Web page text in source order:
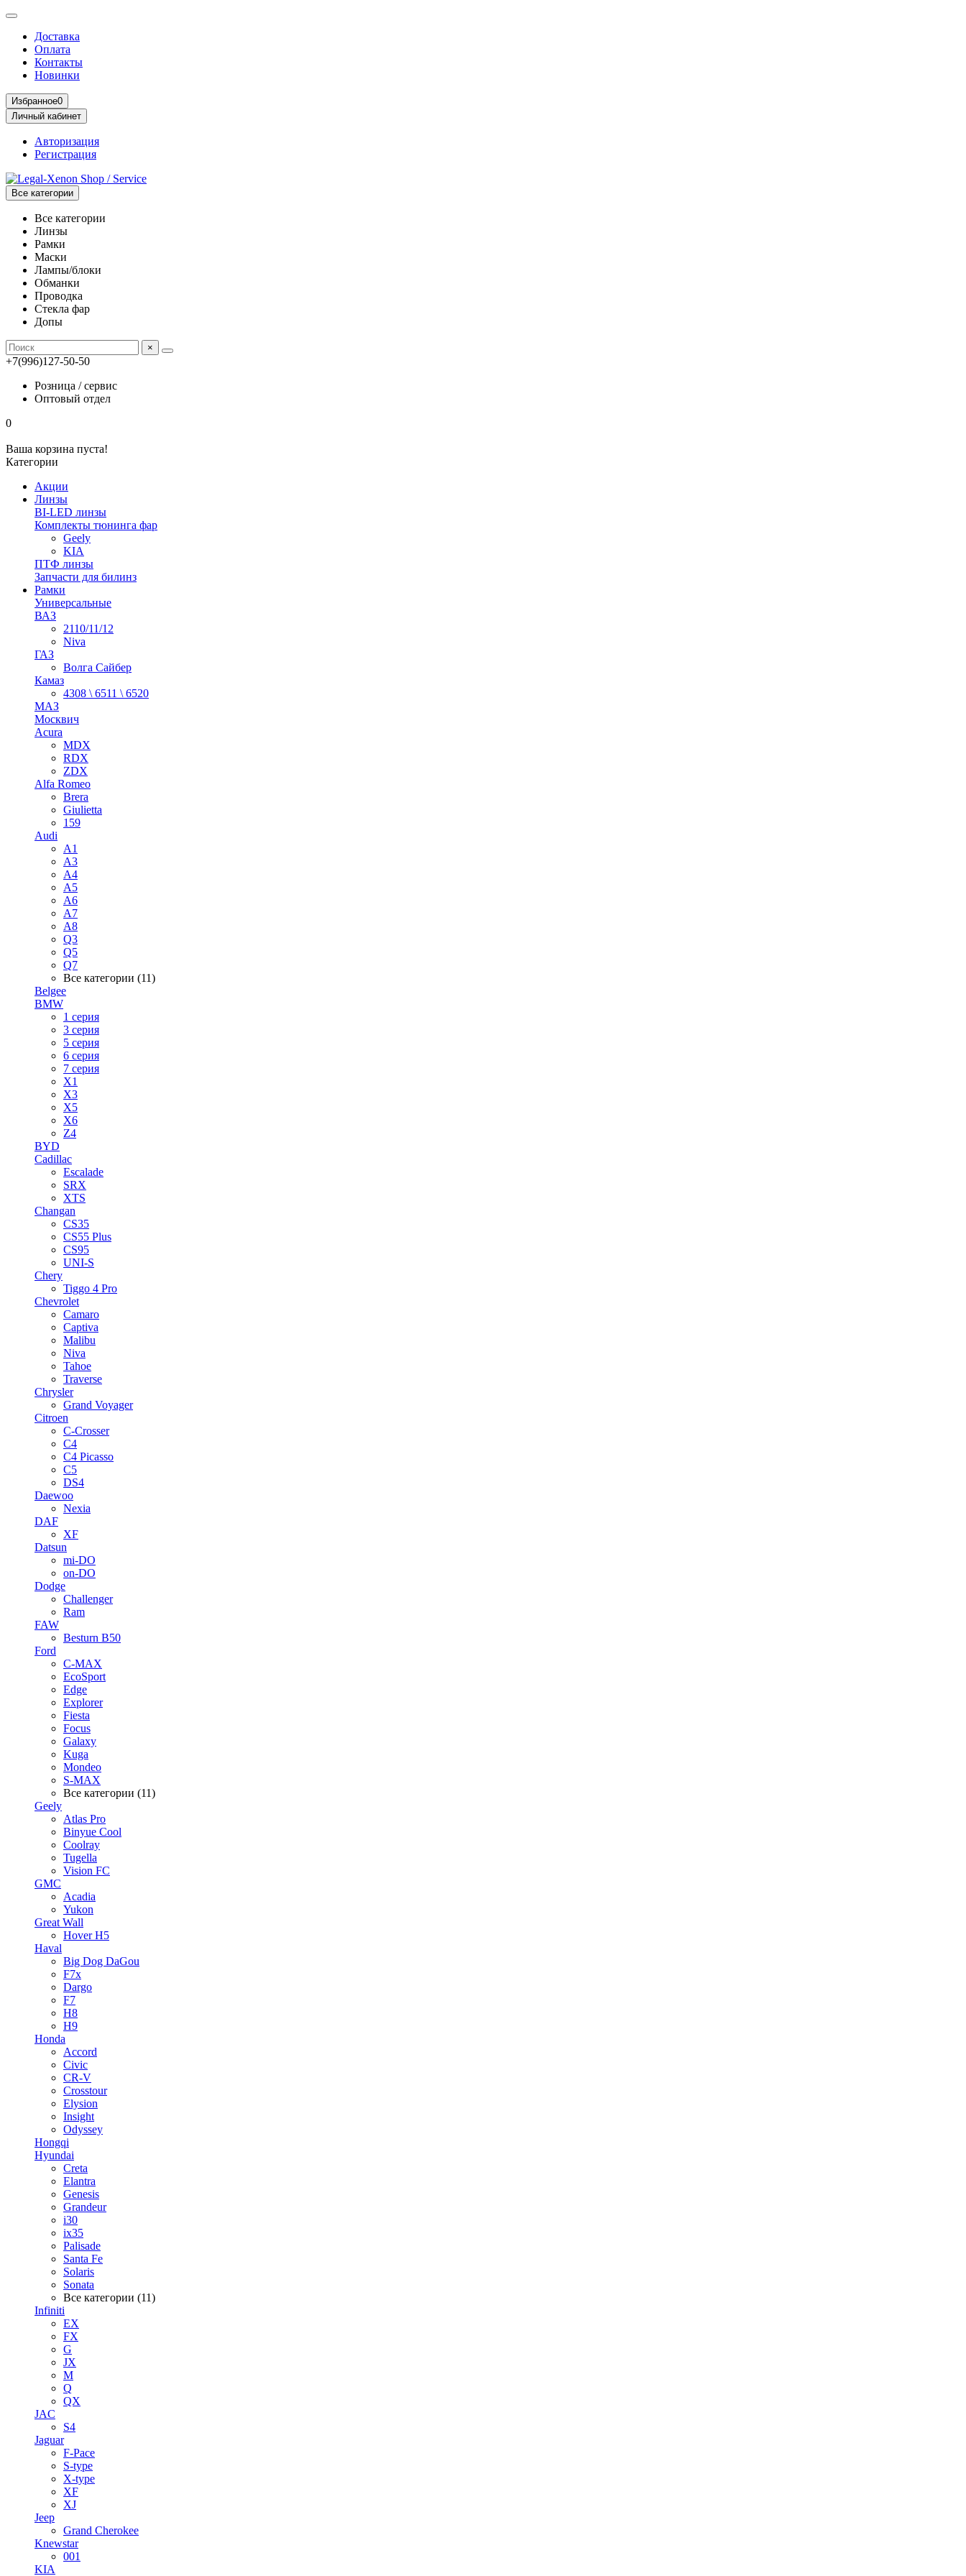
Доставка
Оплата
Контакты
Новинки
Избранное0
Личный кабинет
Авторизация
Регистрация
Все категории
Все категории
Линзы
Рамки
Маски
Лампы/блоки
Обманки
Проводка
Стекла фар
Допы
×
+7(996)127-50-50
Розница / сервис
Оптовый отдел
0
Ваша корзина пуста!
Категории
Акции
Линзы
BI-LED линзы
Комплекты тюнинга фар
Geely
KIA
ПТФ линзы
Запчасти для билинз
Рамки
Универсальные
ВАЗ
2110/11/12
Niva
ГАЗ
Волга Сайбер
Камаз
4308 \ 6511 \ 6520
МАЗ
Москвич
Acura
MDX
RDX
ZDX
Alfa Romeo
Brera
Giulietta
159
Audi
A1
A3
A4
A5
A6
A7
A8
Q3
Q5
Q7
Все категории (11)
Belgee
BMW
1 серия
3 серия
5 серия
6 серия
7 серия
X1
X3
X5
X6
Z4
BYD
Cadillac
Escalade
SRX
XTS
Changan
CS35
CS55 Plus
CS95
UNI-S
Chery
Tiggo 4 Pro
Chevrolet
Camaro
Captiva
Malibu
Niva
Tahoe
Traverse
Chrysler
Grand Voyager
Citroen
C-Crosser
C4
C4 Picasso
C5
DS4
Daewoo
Nexia
DAF
XF
Datsun
mi-DO
on-DO
Dodge
Challenger
Ram
FAW
Besturn B50
Ford
C-MAX
EcoSport
Edge
Explorer
Fiesta
Focus
Galaxy
Kuga
Mondeo
S-MAX
Все категории (11)
Geely
Atlas Pro
Binyue Cool
Coolray
Tugella
Vision FC
GMC
Acadia
Yukon
Great Wall
Hover H5
Haval
Big Dog DaGou
F7x
Dargo
F7
H8
H9
Honda
Accord
Civic
CR-V
Crosstour
Elysion
Insight
Odyssey
Hongqi
Hyundai
Creta
Elantra
Genesis
Grandeur
i30
ix35
Palisade
Santa Fe
Solaris
Sonata
Все категории (11)
Infiniti
EX
FX
G
JX
M
Q
QX
JAC
S4
Jaguar
F-Pace
S-type
X-type
XF
XJ
Jeep
Grand Cherokee
Knewstar
001
KIA